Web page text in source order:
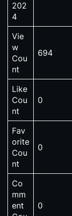
202
4
Vie
w
Cou
nt
694
Like
Cou
nt
0
Fav
orite
Cou
nt
0
Co
mm
ent
0